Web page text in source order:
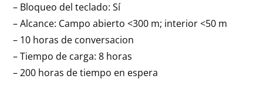
– Bloqueo del teclado: Sí
– Alcance: Campo abierto <300 m; interior <50 m
– 10 horas de conversacion
– Tiempo de carga: 8 horas
– 200 horas de tiempo en espera